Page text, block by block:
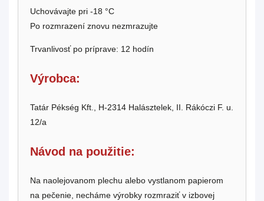
Uchovávajte pri -18 °C
Po rozmrazení znovu nezmrazujte
Trvanlivosť po príprave: 12 hodín
Výrobca:
Tatár Pékség Kft., H-2314 Halásztelek, II. Rákóczi F. u.
12/a
Návod na použitie:
Na naolejovanom plechu alebo vystlanom papierom
na pečenie, necháme výrobky rozmraziť v izbovej